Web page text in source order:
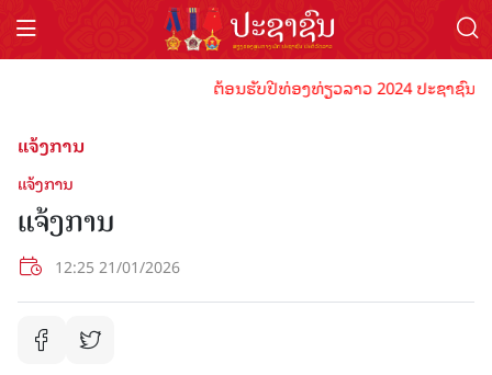
ຕ້ອນຮັບປີທ່ອງທ່ຽວລາວ 2024 ປະຊາຊົນ
ແຈ້ງການ
ແຈ້ງການ
ແຈ້ງການ
12:25 21/01/2026